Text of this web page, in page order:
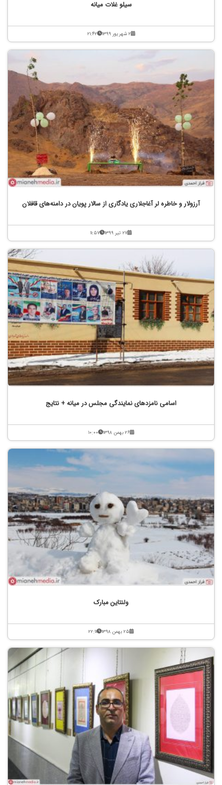
سیلو غلات میانه
۲ شهریور ۱۳۹۹ ۲۱:۴۲
آرزولار و خاطره لر آغاجلاری یادگاری از سالار پویان در دامنه‌های قافلان
۲۷ تیر ۱۳۹۹ ۱۱:۵۷
اسامی نامزدهای نمایندگی مجلس در میانه + نتایج
۲۶ بهمن ۱۳۹۸ ۱۰:۰۰
ولنتاین مبارک
۲۵ بهمن ۱۳۹۸ ۲۲:۱۱